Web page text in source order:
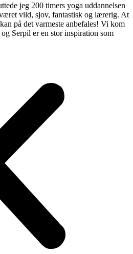
jeg 200 timers yoga uddannelsen
vild, sjov, fantastisk og lærerig. At
på det varmeste anbefales! Vi kom
Serpil er en stor inspiration som